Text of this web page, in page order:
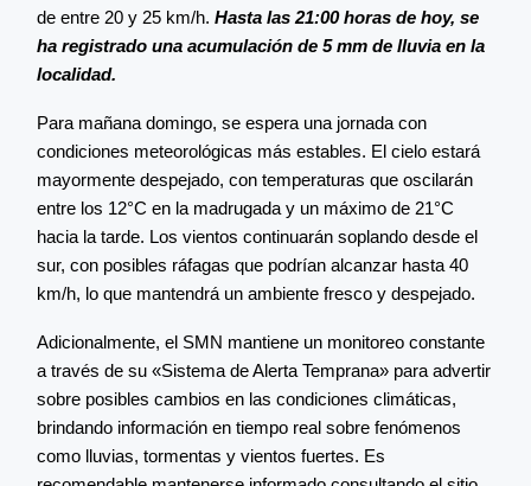
de entre 20 y 25 km/h. Hasta las 21:00 horas de hoy, se
ha registrado una acumulación de 5 mm de lluvia en la
localidad​.
Para mañana domingo, se espera una jornada con
condiciones meteorológicas más estables. El cielo estará
mayormente despejado, con temperaturas que oscilarán
entre los 12°C en la madrugada y un máximo de 21°C
hacia la tarde. Los vientos continuarán soplando desde el
sur, con posibles ráfagas que podrían alcanzar hasta 40
km/h, lo que mantendrá un ambiente fresco y despejado​.
Adicionalmente, el SMN mantiene un monitoreo constante
a través de su «Sistema de Alerta Temprana» para advertir
sobre posibles cambios en las condiciones climáticas,
brindando información en tiempo real sobre fenómenos
como lluvias, tormentas y vientos fuertes. Es